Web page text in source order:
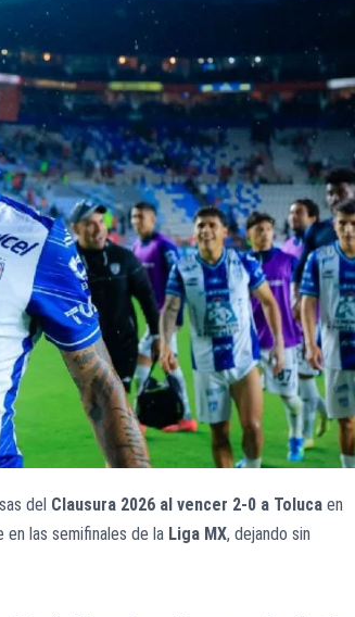
del Clausura 2026 al vencer 2-0 a Toluca en
las semifinales de la Liga MX, dejando sin